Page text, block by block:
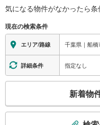
気になる物件がなかったら条
現在の検索条件
エリア/路線 千葉県｜船橋
詳細条件 指定なし
検
新着物